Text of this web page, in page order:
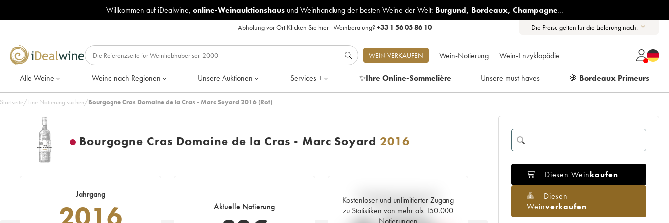
Willkommen auf iDealwine, online-Weinauktionshausund Weinhandlung der besten Weine der Welt: Burgund, Bordeaux, Champagne...
Abholung vor Ort Klicken Sie hier|Weinberatung?+33 1 56 05 86 10 Die Preise gelten für die Lieferung nach:
WEIN VERKAUFEN Wein-Notierung Wein-Enzyklopädie
Alle Weine Weine nach Regionen Unsere Auktionen Services + ✨Ihre Online-Sommelière Unsere must-haves 🍇 Bordeaux Primeurs
Startseite/Eine Notierung suchen/Bourgogne Cras Domaine de la Cras - Marc Soyard 2016 (Rot)
Bourgogne Cras Domaine de la Cras - Marc Soyard 2016
Jahrgang
Aktuelle Notierung
Kostenloser und unlimitierter Zugang
zu Statistiken von mehr als 150.000
Notierungen
Aktuelle Entwicklung der
Preisnotierung
Diesen Weinkaufen
Diesen
Weinverkaufen